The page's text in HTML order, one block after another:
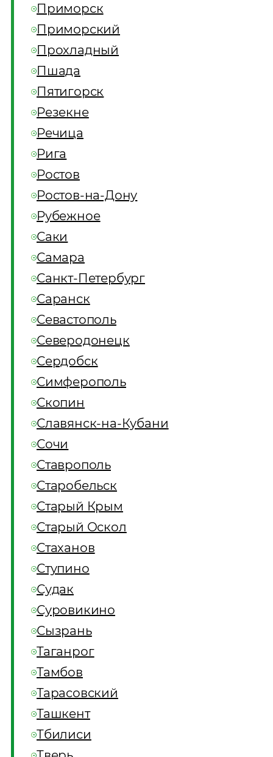
Приморск
Приморский
Прохладный
Пшада
Пятигорск
Резекне
Речица
Рига
Ростов
Ростов-на-Дону
Рубежное
Саки
Самара
Санкт-Петербург
Саранск
Севастополь
Северодонецк
Сердобск
Симферополь
Скопин
Славянск-на-Кубани
Сочи
Ставрополь
Старобельск
Старый Крым
Старый Оскол
Стаханов
Ступино
Судак
Суровикино
Сызрань
Таганрог
Тамбов
Тарасовский
Ташкент
Тбилиси